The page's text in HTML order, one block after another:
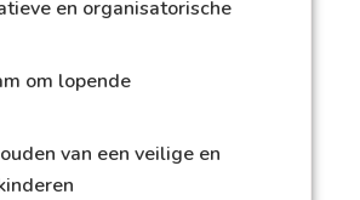
en organisatorische
om lopende
van een veilige en